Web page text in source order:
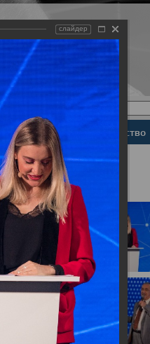
Законодательство
слайдер